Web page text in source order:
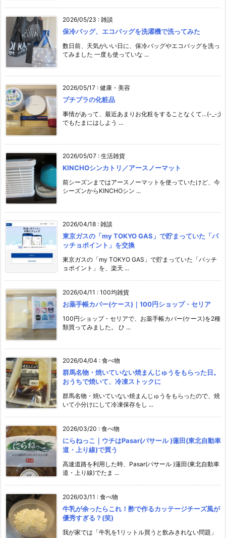
2026/05/23 : 雑談
保冷バッグ、エコバッグを洗濯機で洗ってみた
数日前、天気がいい日に、保冷バッグやエコバッグを洗っ
てみました 一度も使っていな ...
2026/05/17 : 健康・美容
プチプラの化粧品
事情があって、最近あまりお化粧をすることなくて…(-_-;)
でもたまにはしよう ...
2026/05/07 : 生活雑貨
KINCHOシンカトリ／アースノーマット
前シーズンまではアースノーマットを使っていたけど、今
シーズンからKINCHOシン ...
2026/04/18 : 雑談
東京ガスの「my TOKYO GAS」で貯まっていた「パ
ッチョポイント」を交換
東京ガスの「my TOKYO GAS」で貯まっていた「パッチ
ョポイント」を、楽天 ...
2026/04/11 : 100均雑貨
お薬手帳カバー(ケース)｜100円ショップ・セリア
100円ショップ・セリアで、お薬手帳カバー(ケース)を2種
類買ってみました。 ひ ...
2026/04/04 : 食べ物
群馬名物・焼いていない焼まんじゅうをもらった日。
おうちで焼いて、冷凍ストックに
群馬名物・焼いていない焼まんじゅうをもらったので、焼
いて小分けにして冷凍保存をし ...
2026/03/20 : 食べ物
にらねっこ｜ウチはPasar(パサール )蓮田(東北自動車
道・上り線)で買う
高速道路を利用した時、Pasar(パサール )蓮田(東北自動車
道・上り線)でたま ...
2026/03/11 : 食べ物
牛乳が余ったらこれ！酢で作るカッテージチーズ風が
優秀すぎる？(笑)
我が家では「牛乳を1リットル買うと飲みきれない問題」